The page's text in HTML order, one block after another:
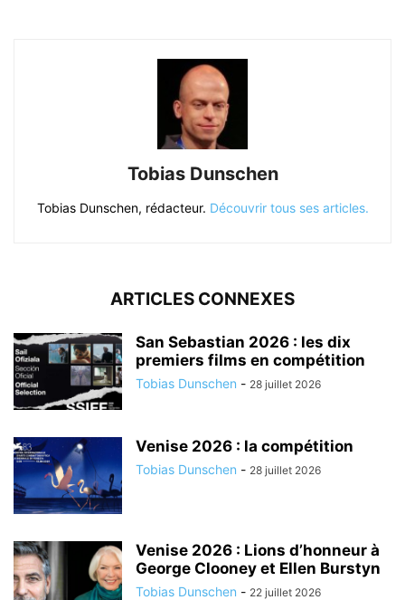
Tobias Dunschen
Tobias Dunschen, rédacteur. Découvrir tous ses articles.
ARTICLES CONNEXES
San Sebastian 2026 : les dix
premiers films en compétition
Tobias Dunschen - 28 juillet 2026
Venise 2026 : la compétition
Tobias Dunschen - 28 juillet 2026
Venise 2026 : Lions d’honneur à
George Clooney et Ellen Burstyn
Tobias Dunschen - 22 juillet 2026